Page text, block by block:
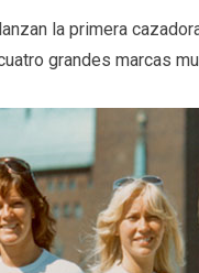
la primera
grandes marcas